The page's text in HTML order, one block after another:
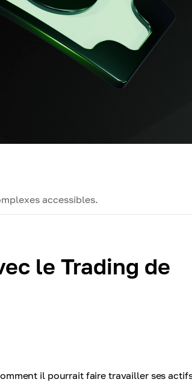
accessibles.
le Trading de
il pourrait faire travailler ses